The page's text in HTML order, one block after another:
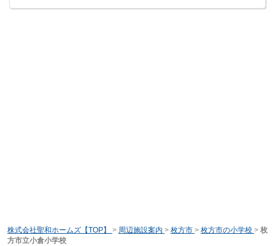
株式会社聖和ホームズ【TOP】 > 周辺施設案内 > 枚方市 > 枚方市の小学校 > 枚
方市立小倉小学校